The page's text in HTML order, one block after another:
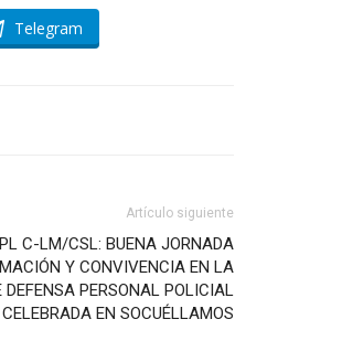
Telegram
Artículo siguiente
C-LM/CSL: BUENA JORNADA
Y CONVIVENCIA EN LA
DEFENSA PERSONAL POLICIAL
CELEBRADA EN SOCUÉLLAMOS